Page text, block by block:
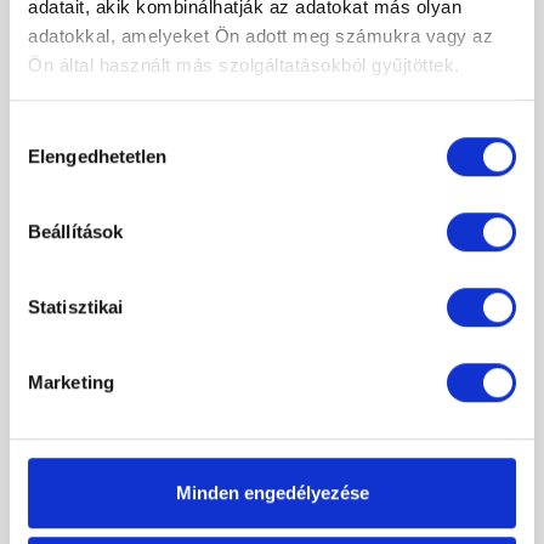
adatait, akik kombinálhatják az adatokat más olyan
adatokkal, amelyeket Ön adott meg számukra vagy az
Ön által használt más szolgáltatásokból gyűjtöttek.
kiválasztása
Elengedhetetlen
Beállítások
Statisztikai
Marketing
Minden engedélyezése
334 000 FtOriginal
155 000 Ft